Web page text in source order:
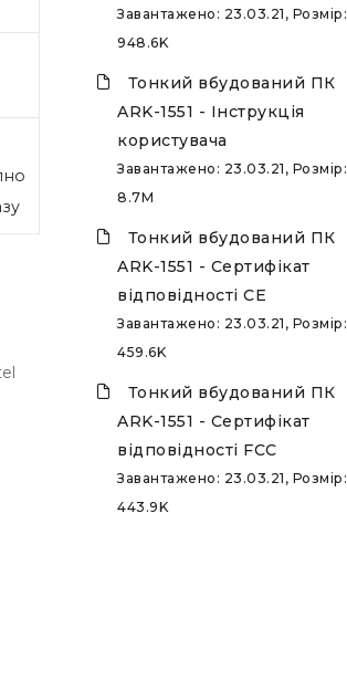
Завантажено: 23.03.21, Розмір:
948.6K
Тонкий вбудований ПК
ARK-1551 - Інструкція
користувача
Завантажено: 23.03.21, Розмір:
8.7M
Тонкий вбудований ПК
ARK-1551 - Сертифікат
відповідності CE
Завантажено: 23.03.21, Розмір:
459.6K
Тонкий вбудований ПК
ARK-1551 - Сертифікат
відповідності FCC
Завантажено: 23.03.21, Розмір:
443.9K